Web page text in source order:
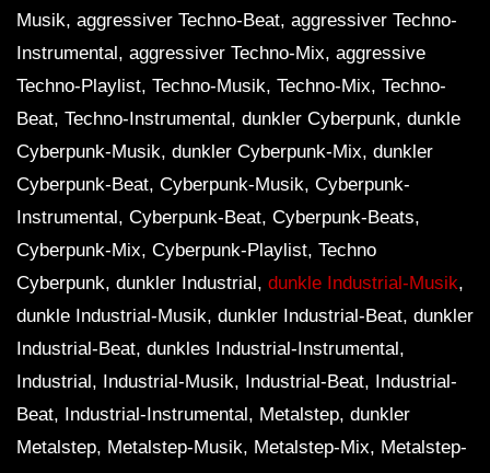
Musik, aggressiver Techno-Beat, aggressiver Techno-
Instrumental, aggressiver Techno-Mix, aggressive
Techno-Playlist, Techno-Musik, Techno-Mix, Techno-
Beat, Techno-Instrumental, dunkler Cyberpunk, dunkle
Cyberpunk-Musik, dunkler Cyberpunk-Mix, dunkler
Cyberpunk-Beat, Cyberpunk-Musik, Cyberpunk-
Instrumental, Cyberpunk-Beat, Cyberpunk-Beats,
Cyberpunk-Mix, Cyberpunk-Playlist, Techno
Cyberpunk, dunkler Industrial, dunkle Industrial-Musik,
dunkle Industrial-Musik, dunkler Industrial-Beat, dunkler
Industrial-Beat, dunkles Industrial-Instrumental,
Industrial, Industrial-Musik, Industrial-Beat, Industrial-
Beat, Industrial-Instrumental, Metalstep, dunkler
Metalstep, Metalstep-Musik, Metalstep-Mix, Metalstep-